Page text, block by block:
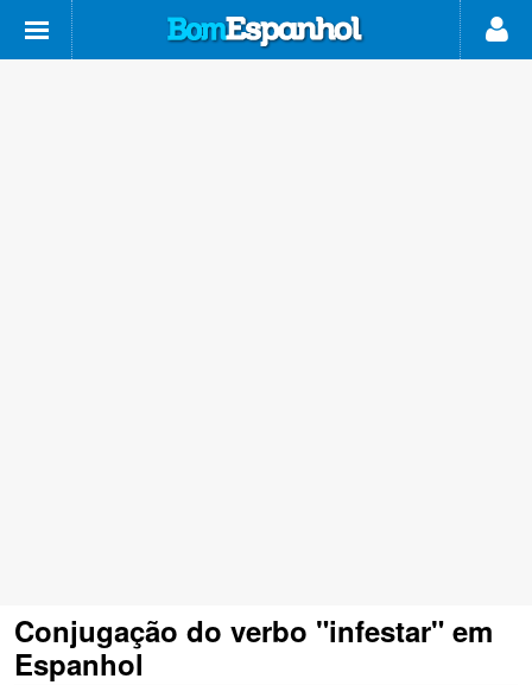
Conjugação do verbo "infestar" em
Espanhol